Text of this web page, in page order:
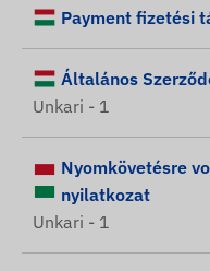
Payment fizetési
Általános
Unkari - 1
Nyomkövetésre
nyilatkozat
Unkari - 1